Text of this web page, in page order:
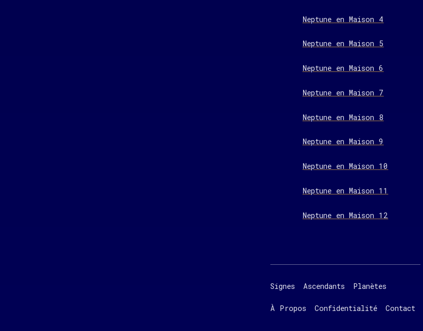
Neptune en Maison 4
Neptune en Maison 5
Neptune en Maison 6
Neptune en Maison 7
Neptune en Maison 8
Neptune en Maison 9
Neptune en Maison 10
Neptune en Maison 11
Neptune en Maison 12
Signes Ascendants Planètes
À Propos Confidentialité Contact